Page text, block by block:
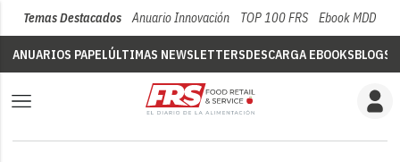
Temas Destacados Anuario Innovación TOP 100 FRS Ebook MDD
ANUARIOS PAPELÚLTIMAS NEWSLETTERSDESCARGA EBOOKSBLOGS